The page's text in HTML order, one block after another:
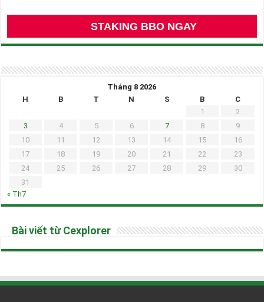
STAKING BBO NGAY
Tháng 8 2026
H
B T N S B
C
1
2
3
4 5 6 7 8
9
10
11 12 13 14 15
16
17
18 19 20 21 22
23
24
25 26 27 28 29
30
31
« Th7
Bài viết từ Cexplorer